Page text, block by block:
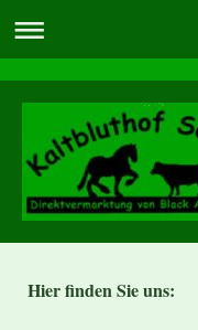
Hier finden Sie uns: